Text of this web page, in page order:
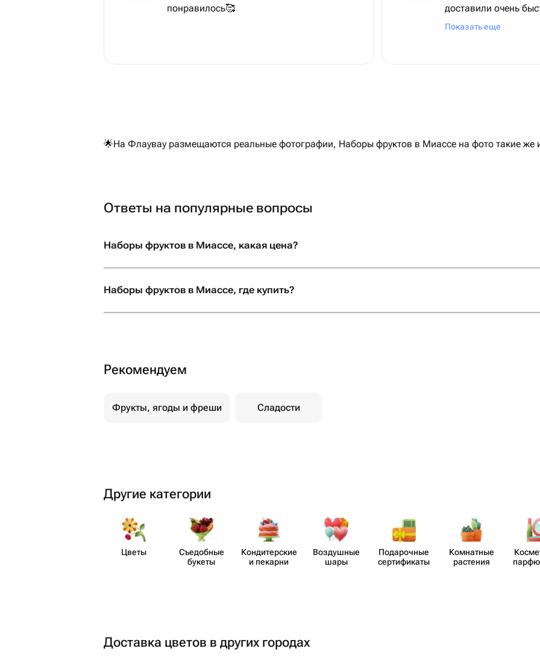
понравилось🥰
доставили очень
вашу работу
Показать еще
🌟На Флаувау размещаются реальные фотографии, Наборы фруктов в Миассе на фото такие же
Ответы на популярные вопросы
Наборы фруктов в Миассе, какая цена?
Наборы фруктов в Миассе, где купить?
Рекомендуем
Фрукты, ягоды и фреши Сладости
Другие категории
Цветы
Съедобные
букеты
Кондит​ерские
и пекарни
Воздушные
шары
Пода​рочные
серти​фикаты
Комнатные
растения
Доставка цветов в других городах